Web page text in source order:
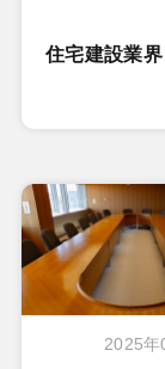
住宅建設業
2025年